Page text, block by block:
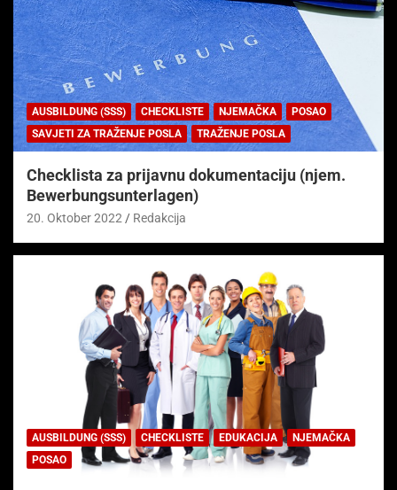
AUSBILDUNG (SSS) CHECKLISTE NJEMAČKA
POSAO
SAVJETI ZA TRAŽENJE POSLA
TRAŽENJE POSLA
Checklista za prijavnu dokumentaciju (njem.
Bewerbungsunterlagen)
20. Oktober 2022 Redakcija
AUSBILDUNG (SSS) CHECKLISTE EDUKACIJA
NJEMAČKA
POSAO